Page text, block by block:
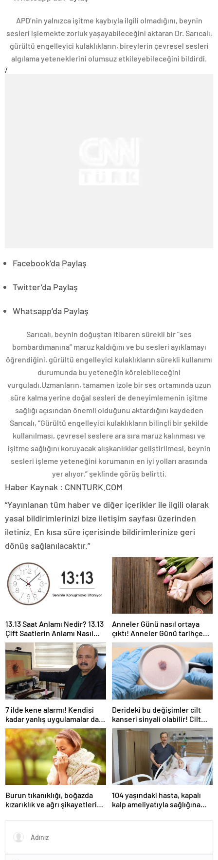
APD’nin yalnızca işitme kaybıyla ilgili olmadığını, beynin
sesleri işlemekte zorluk yaşayabileceğini aktaran Dr. Sarıcalı,
gürültü engelleyici kulaklıkların, bireylerin çevresel sesleri
algılama yeteneklerini olumsuz etkileyebileceğini bildirdi.
/
Facebook’da Paylaş
Twitter’da Paylaş
Whatsapp’da Paylaş
Sarıcalı, beynin doğuştan itibaren sürekli bir “ses
bombardımanına” maruz kaldığını ve bu sesleri ayıklamayı
öğrendiğini, gürültü engelleyici kulaklıkların sürekli kullanımı
durumunda bu yeteneğin körelebileceğini
vurguladı.Uzmanların, tamamen izole bir ses ortamında uzun
süre kalma yerine doğal sesleri de deneyimlemenin işitme
sağlığı açısından önemli olduğunu aktardığını kaydeden
Sarıcalı, “Gürültü engelleyici kulaklıkların bilinçli bir şekilde
kullanılması, çevresel seslere ara sıra maruz kalınması ve
işitme sağlığını koruyacak alışkanlıklar geliştirilmesi, beynin
sesleri işleme yeteneğini korumanın en iyi yolları arasında
yer alıyor.” şeklinde görüş belirtti.
Haber Kaynak : CNNTURK.COM
“Yayınlanan tüm haber ve diğer içerikler ile ilgili olarak
yasal bildirimlerinizi bize iletişim sayfası üzerinden
iletiniz. En kısa süre içerisinde bildirimlerinize geri
dönüş sağlanılacaktır.”
13.13 Saat Anlamı Nedir? 13.13
Çift Saatlerin Anlamı Nasıl
Yorumlanır?
Anneler Günü nasıl ortaya
çıktı! Anneler Günü tarihçesi!
Anneler Günü ilk kez ne
zaman kutlandı?
7 ilde kene alarmı! Kendisi
kadar yanlış uygulamalar da
öldürüyor… Sakın bu hataları
yapmayın
Derideki bu değişimler cilt
kanseri sinyali olabilir! Cilt
kanserinden korunmanın
yolları
Burun tıkanıklığı, boğazda
kızarıklık ve ağrı şikayetleri
tıkanıklığının nedenleri… Tat
ve koku kaybı neden olur?
104 yaşındaki hasta, kapalı
kalp ameliyatıyla sağlığına